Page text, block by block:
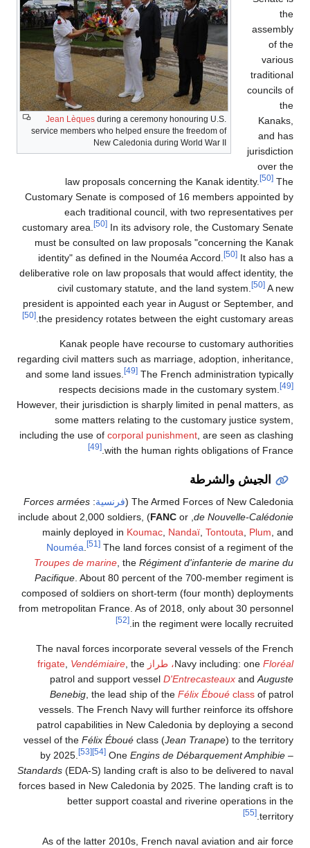
Jean Lèquesduring a ceremony honouring U.S.
service members who helped ensure the freedom of
New Caledonia during World War II
the
assembly
of the
various
traditional
councils of
the
Kanaks,
and has
jurisdiction
over the
law proposals concerning the Kanak identity.
[50]The
Customary Senate is composed of 16 members appointed by
each traditional council, with two representatives per
customary area.
[50]In its advisory role, the Customary Senate
must be consulted on law proposals "concerning the Kanak
identity" as defined in the Nouméa Accord.
[50]It also has a
deliberative role on law proposals that would affect identity, the
civil customary statute, and the land system.
[50]A new
president is appointed each year in August or September, and
the presidency rotates between the eight customary areas.
[50]
Kanak people have recourse to customary authorities
regarding civil matters such as marriage, adoption, inheritance,
and some land issues.
[49]The French administration typically
respects decisions made in the customary system.
However, their jurisdiction is sharply limited in penal matters, as
some matters relating to the customary justice system,
including the use ofcorporal punishment , are seen as clashing
with the human rights obligations of France.
الجيش والشرطة
The Armed Forces of New Caledonia ( فرنسية:
Forces armées
de Nouvelle-Calédonie
, or
FANC
) include about 2,000 soldiers,
mainly deployed inKoumac ,Nandaï ,Tontouta ,Plum , and
Nouméa. [51]The land forces consist of a regiment of the
Troupes de marine , theRégiment d'infanterie de marine du
Pacifique . About 80 percent of the 700-member regiment is
composed of soldiers on short-term (four month) deployments
from metropolitan France. As of 2018, only about 30 personnel
in the regiment were locally recruited.
[52]
The naval forces incorporate several vessels of the French
Navy including: oneFloréal ، طراز frigate ,Vendémiaire , the
patrol and support vesselD'EntrecasteauxandAuguste
Benebig , the lead ship of theFélix Ébouéclassof patrol
vessels. The French Navy will further reinforce its offshore
patrol capabilities in New Caledonia by deploying a second
vessel of theFélix Ébouéclass (Jean Tranape ) to the territory
by 2025.
[53] [54]OneEngins de Débarquement Amphibie –
Standards(EDA-S) landing craft is also to be delivered to naval
forces based in New Caledonia by 2025. The landing craft is to
better support coastal and riverine operations in the
territory.
[55]
As of the latter 2010s, French naval aviation and air force